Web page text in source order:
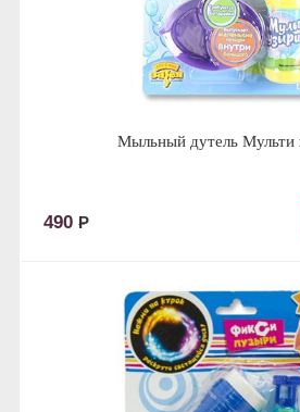
Мыльный дутель Мульти
490 Р